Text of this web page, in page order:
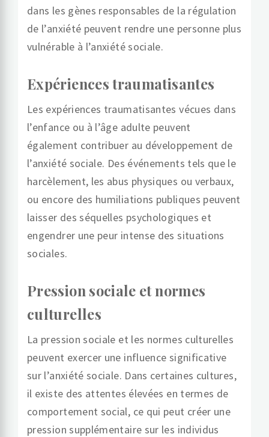
dans les gènes responsables de la régulation
de l’anxiété peuvent rendre une personne plus
vulnérable à l’anxiété sociale.
Expériences traumatisantes
Les expériences traumatisantes vécues dans
l’enfance ou à l’âge adulte peuvent
également contribuer au développement de
l’anxiété sociale. Des événements tels que le
harcèlement, les abus physiques ou verbaux,
ou encore des humiliations publiques peuvent
laisser des séquelles psychologiques et
engendrer une peur intense des situations
sociales.
Pression sociale et normes
culturelles
La pression sociale et les normes culturelles
peuvent exercer une influence significative
sur l’anxiété sociale. Dans certaines cultures,
il existe des attentes élevées en termes de
comportement social, ce qui peut créer une
pression supplémentaire sur les individus